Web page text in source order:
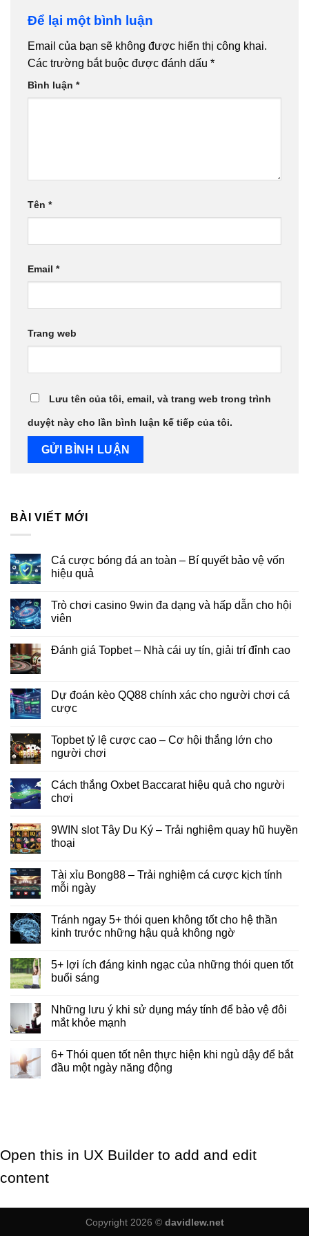
Để lại một bình luận
Email của bạn sẽ không được hiển thị công khai.
Các trường bắt buộc được đánh dấu *
Bình luận *
Tên *
Email *
Trang web
Lưu tên của tôi, email, và trang web trong trình
duyệt này cho lần bình luận kế tiếp của tôi.
BÀI VIẾT MỚI
Cá cược bóng đá an toàn – Bí quyết bảo vệ vốn
hiệu quả
Trò chơi casino 9win đa dạng và hấp dẫn cho hội
viên
Đánh giá Topbet – Nhà cái uy tín, giải trí đỉnh cao
Dự đoán kèo QQ88 chính xác cho người chơi cá
cược
Topbet tỷ lệ cược cao – Cơ hội thắng lớn cho
người chơi
Cách thắng Oxbet Baccarat hiệu quả cho người
chơi
9WIN slot Tây Du Ký – Trải nghiệm quay hũ huyền
thoại
Tài xỉu Bong88 – Trải nghiệm cá cược kịch tính
mỗi ngày
Tránh ngay 5+ thói quen không tốt cho hệ thần
kinh trước những hậu quả không ngờ
5+ lợi ích đáng kinh ngạc của những thói quen tốt
buổi sáng
Những lưu ý khi sử dụng máy tính để bảo vệ đôi
mắt khỏe mạnh
6+ Thói quen tốt nên thực hiện khi ngủ dậy để bắt
đầu một ngày năng động
Open this in UX Builder to add and edit
content
Copyright 2026 © davidlew.net